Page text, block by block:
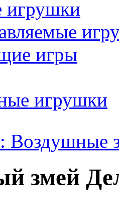
игрушки
игры
игрушки
Воздушные
змей